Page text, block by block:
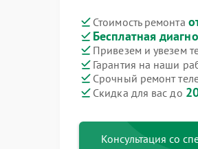
Стоимость ремонта
Бесплатная
Привезем и увезем
Гарантия на наши
Срочный ремонт
Скидка для вас до
Консультация со